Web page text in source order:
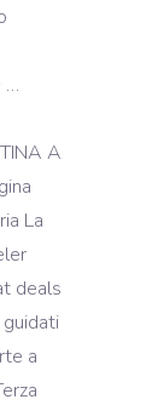
…
A
La
deals
guidati
a